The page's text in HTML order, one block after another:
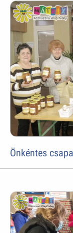
Önkéntes